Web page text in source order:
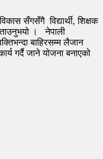
सँगसँगै विद्यार्थी, शिक्षक
। नेपाली
बाहिरसम्म लैजान
गर्दै जाने योजना बनाएको